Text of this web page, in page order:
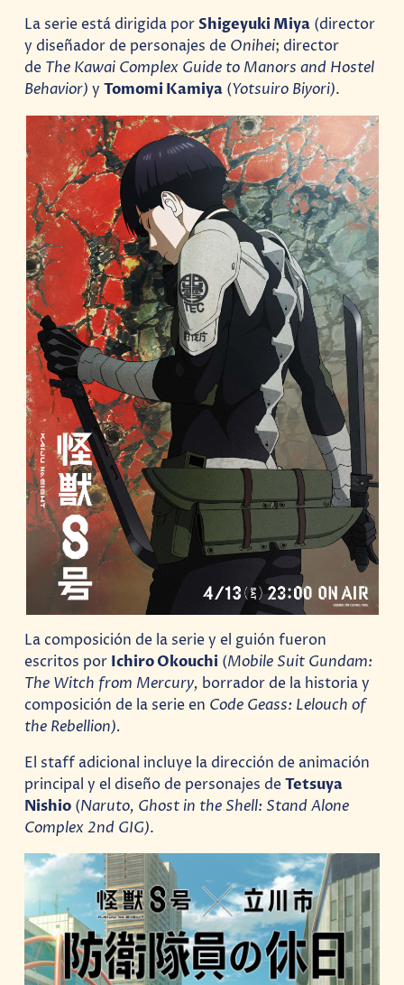
La serie está dirigida porShigeyuki Miya (director
y diseñador de personajes de Onihei; director
de The Kawai Complex Guide to Manors and Hostel
Behavior)yTomomi Kamiya (Yotsuiro Biyori).
La composición de la serie y el guión fueron
escritos por Ichiro Okouchi (Mobile Suit Gundam:
The Witch from Mercury, borrador de la historia y
composición de la serie en Code Geass: Lelouch of
the Rebellion).
El staff adicional incluye la dirección de animación
principal y el diseño de personajes deTetsuya
Nishio (Naruto, Ghost in the Shell: Stand Alone
Complex 2nd GIG).